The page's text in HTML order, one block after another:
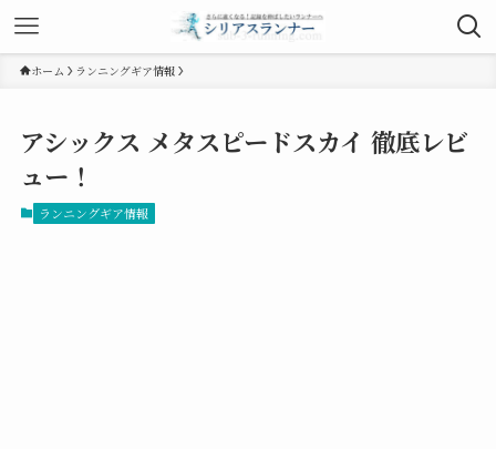
ホーム ランニングギア情報
アシックス メタスピードスカイ 徹底レビ
ュー！
ランニングギア情報